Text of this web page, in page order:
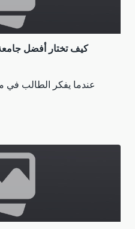
كيف تختار أفضل
عندما يفكر الطالب في